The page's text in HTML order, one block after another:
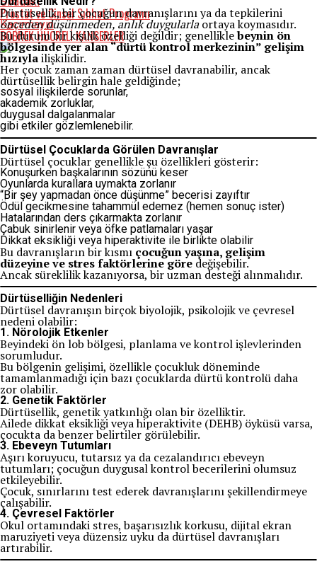
Prostat ve Cinsel Sıhhat Programı
Kaçırmayın
BÖBREK HÜCRELİ KANSERLER
Dürtüsellik, bir çocuğun davranışlarını ya da tepkilerini
önceden düşünmeden, anlık duygularlaortaya koymasıdır.
Bu durum bir kişilik özelliği değildir; genelliklebeynin ön
bölgesinde yer alan “dürtü kontrol merkezinin” gelişim
hızıylailişkilidir.
Her çocuk zaman zaman dürtüsel davranabilir, ancak
dürtüsellik belirgin hale geldiğinde;
sosyal ilişkilerde sorunlar,
akademik zorluklar,
duygusal dalgalanmalar
gibi etkiler gözlemlenebilir.
Dürtüsel Çocuklarda Görülen Davranışlar
Dürtüsel çocuklar genellikle şu özellikleri gösterir:
Konuşurken başkalarının sözünü keser
Oyunlarda kurallara uymakta zorlanır
“Bir şey yapmadan önce düşünme” becerisi zayıftır
Ödül gecikmesine tahammül edemez (hemen sonuç ister)
Hatalarından ders çıkarmakta zorlanır
Çabuk sinirlenir veya öfke patlamaları yaşar
Dikkat eksikliği veya hiperaktivite ile birlikte olabilir
Bu davranışların bir kısmı çocuğun yaşına, gelişim
düzeyine ve stres faktörlerine göre değişebilir.
Ancak süreklilik kazanıyorsa, bir uzman desteği alınmalıdır.
Dürtüselliğin Nedenleri
Dürtüsel davranışın birçok biyolojik, psikolojik ve çevresel
nedeni olabilir:
1. Nörolojik Etkenler
Beyindeki ön lob bölgesi, planlama ve kontrol işlevlerinden
sorumludur.
Bu bölgenin gelişimi, özellikle çocukluk döneminde
tamamlanmadığı için bazı çocuklarda dürtü kontrolü daha
zor olabilir.
2. Genetik Faktörler
Dürtüsellik, genetik yatkınlığı olan bir özelliktir.
Ailede dikkat eksikliği veya hiperaktivite (DEHB) öyküsü varsa,
çocukta da benzer belirtiler görülebilir.
3. Ebeveyn Tutumları
Aşırı koruyucu, tutarsız ya da cezalandırıcı ebeveyn
tutumları; çocuğun duygusal kontrol becerilerini olumsuz
etkileyebilir.
Çocuk, sınırlarını test ederek davranışlarını şekillendirmeye
çalışabilir.
4. Çevresel Faktörler
Okul ortamındaki stres, başarısızlık korkusu, dijital ekran
maruziyeti veya düzensiz uyku da dürtüsel davranışları
artırabilir.